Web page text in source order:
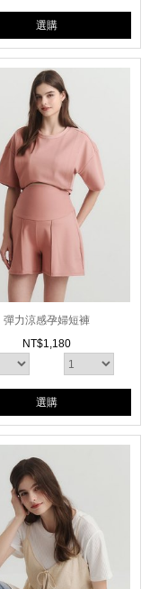
選購
彈力涼感孕婦短褲
NT$1,180
選購